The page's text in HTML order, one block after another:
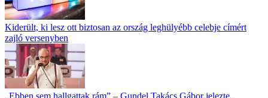
Kiderült, ki lesz ott biztosan az ország leghülyébb celebje címért
zajló versenyben